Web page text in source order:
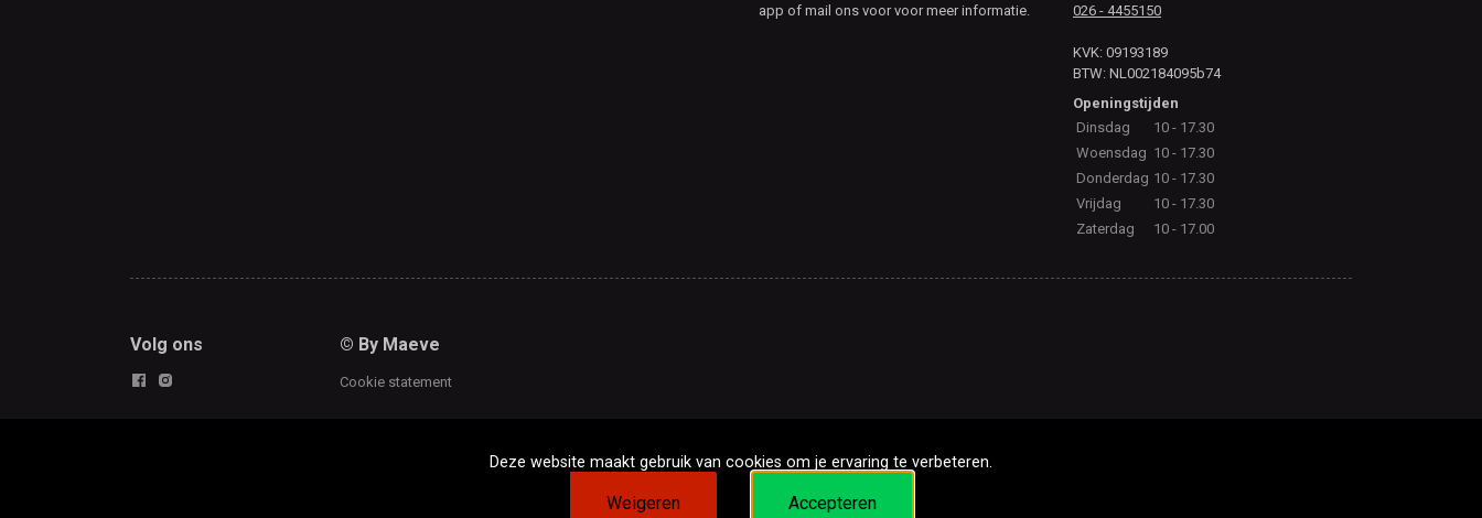
app of mail ons voor voor meer informatie.
026 - 4455150
KVK: 09193189
BTW: NL002184095b74
Openingstijden
Dinsdag
10 - 17.30
Woensdag 10 - 17.30
Donderdag 10 - 17.30
Vrijdag
10 - 17.30
Zaterdag
10 - 17.00
Volg ons © By Maeve
Cookie statement
Deze website maakt gebruik van cookies om je ervaring te verbeteren.
Weigeren Accepteren